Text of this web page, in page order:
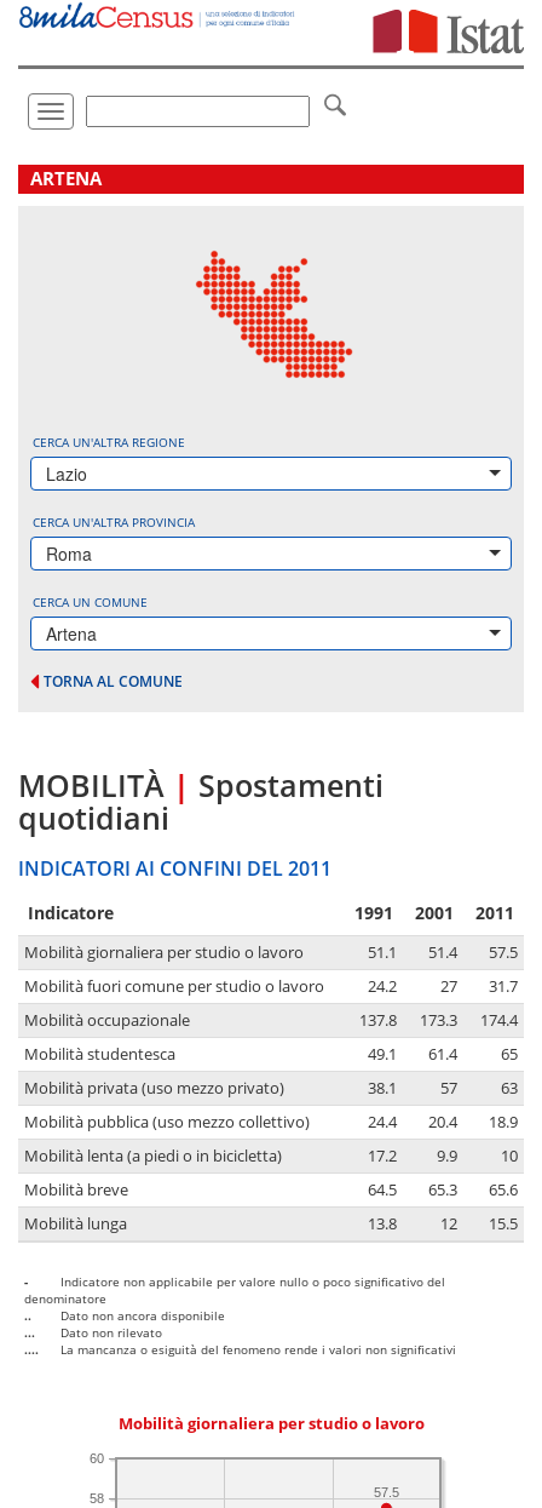
Vai
direttamente
Toggle
navigation
.
ARTENA
CERCA UN'ALTRA REGIONE
Lazio
CERCA UN'ALTRA PROVINCIA
Roma
CERCA UN COMUNE
Artena
TORNA AL COMUNE
MOBILITÀ | Spostamenti
quotidiani
INDICATORI AI CONFINI DEL 2011
Indicatore 1991 2001 2011
Mobilità giornaliera per studio o lavoro 51.1 51.4
57.5
Mobilità fuori comune per studio o lavoro
24.2 27
31.7
Mobilità occupazionale
137.8 173.3
174.4
Mobilità studentesca
49.1 61.4
65
Mobilità privata (uso mezzo privato)
38.1 57
63
Mobilità pubblica (uso mezzo collettivo)
24.4 20.4
18.9
Mobilità lenta (a piedi o in bicicletta)
17.2 9.9
10
Mobilità breve
64.5 65.3
65.6
Mobilità lunga
13.8 12 15.5
-
Indicatore non applicabile per valore nullo o poco significativo del
denominatore
..
Dato non ancora disponibile
...
Dato non rilevato
....
La mancanza o esiguità del fenomeno rende i valori non significativi
Mobilità giornaliera per studio o lavoro
58
60
57.5